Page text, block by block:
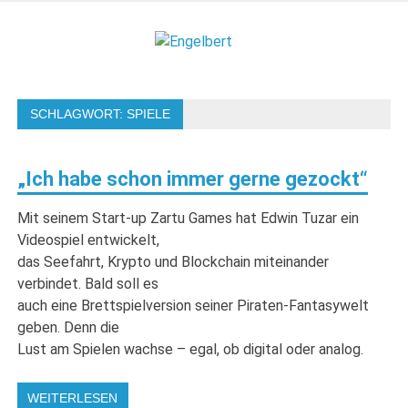
SCHLAGWORT:SPIELE
„Ich habe schon immer gerne gezockt“
Mit seinem Start-up Zartu Games hat Edwin Tuzar ein
Videospiel entwickelt,
das Seefahrt, Krypto und Blockchain miteinander
verbindet. Bald soll es
auch eine Brettspielversion seiner Piraten-Fantasywelt
geben. Denn die
Lust am Spielen wachse – egal, ob digital oder analog.
WEITERLESEN